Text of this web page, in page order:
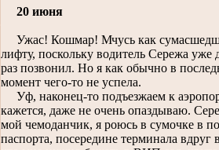
20 июня
Ужас! Кошмар! Мчусь как
лифту, поскольку водитель Сережа уже
раз позвонил. Но я как обычно в
момент чего-то не успела.
Уф, наконец-то подъезжаем к
кажется, даже не очень опаздываю.
мой чемоданчик, я роюсь в сумочке в
паспорта, посередине терминала